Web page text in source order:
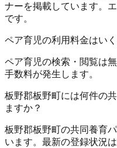
ナーを掲載しています。
です。
ペア育児の利用料金はい
ペア育児の検索・閲覧は
手数料が発生します。
板野郡板野町には何件の
ますか？
板野郡板野町の共同養育
います。最新の登録状況